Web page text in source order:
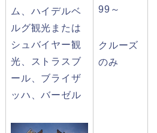
ム、ハイデルベ
ルグ観光または
シュバイヤー観
光、ストラスブ
ール、ブライザ
ッハ、バーゼル
99～
クルーズ
のみ